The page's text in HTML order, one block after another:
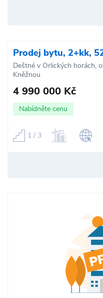
Prodej bytu, 2+kk,
Deštné v Orlických horách,
Kněžnou
4 990 000 Kč
Nabídněte cenu
1 / 3